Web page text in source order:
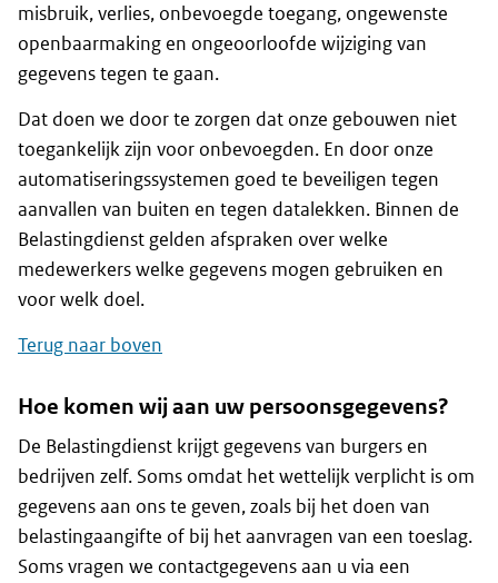
misbruik, verlies, onbevoegde toegang, ongewenste
openbaarmaking en ongeoorloofde wijziging van
gegevens tegen te gaan.
Dat doen we door te zorgen dat onze gebouwen niet
toegankelijk zijn voor onbevoegden. En door onze
automatiseringssystemen goed te beveiligen tegen
aanvallen van buiten en tegen datalekken. Binnen de
Belastingdienst gelden afspraken over welke
medewerkers welke gegevens mogen gebruiken en
voor welk doel.
Terug naar boven
Hoe komen wij aan uw persoonsgegevens?
De Belastingdienst krijgt gegevens van burgers en
bedrijven zelf. Soms omdat het wettelijk verplicht is om
gegevens aan ons te geven, zoals bij het doen van
belastingaangifte of bij het aanvragen van een toeslag.
Soms vragen we contactgegevens aan u via een